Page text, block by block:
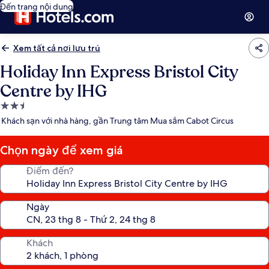
Đến trang nội dung
Xem tất cả nơi lưu trú
Holiday Inn Express Bristol City
Centre by IHG
Nơi
lưu
2.5
sao
Khách sạn với nhà hàng, gần Trung tâm Mua sắm Cabot Circus
Chọn ngày để xem giá
Điểm đến?
Ngày
Khách